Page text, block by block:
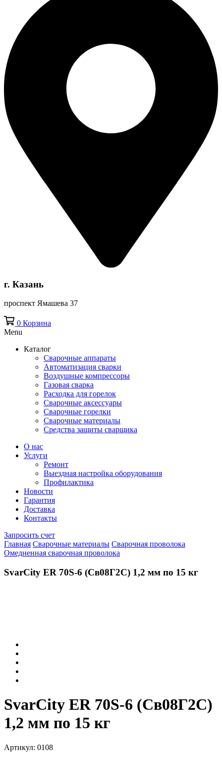
г. Казань
проспект Ямашева 37
0 Корзина
Menu
Каталог
Сварочные аппараты
Автоматизация сварки
Воздушные компрессоры
Газовая сварка
Расходка для горелок
Сварочные аксессуары
Сварочные горелки
Сварочные материалы
Средства защиты сварщика
О нас
Услуги
Ремонт
Выездная настройка оборудования
Профилактика
Новости
Гарантия
Доставка
Контакты
Запросить счет
Главная Сварочные материалы Сварочная проволока
Омедненная сварочная проволока
SvarCity ER 70S-6 (Св08Г2С) 1,2 мм по 15 кг
SvarCity ER 70S-6 (Св08Г2С)
1,2 мм по 15 кг
Артикул: 0108